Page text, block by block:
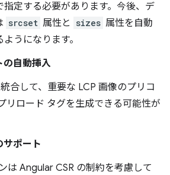
指定する必要があります。今後、デ
srcset 属性と sizes 属性を自動
うになります。
の自動挿入
合して、重要な LCP 画像のプリコ
リロード タグを生成できる可能性が
サポート
は Angular CSR の制約を考慮して